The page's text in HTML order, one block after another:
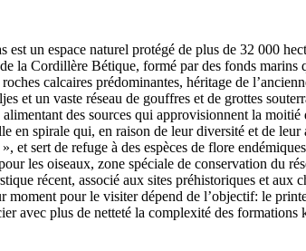
un espace naturel protégé de plus de 32 000
la Cordillère Bétique, formé par des fonds
calcaires prédominantes, héritage de
et un vaste réseau de gouffres et de grottes
des sources qui approvisionnent la
en spirale qui, en raison de leur diversité et de
sert de refuge à des espèces de flore
les oiseaux, zone spéciale de conservation du
récent, associé aux sites préhistoriques et
pour le visiter dépend de l’objectif: le
avec plus de netteté la complexité des